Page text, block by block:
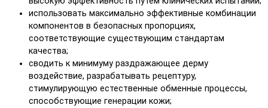
использовать максимально эффективные комбинации
компонентов в безопасных пропорциях,
соответствующие существующим стандартам
качества;
сводить к минимуму раздражающее дерму
воздействие, разрабатывать рецептуру,
стимулирующую естественные обменные процессы,
способствующие генерации кожи;